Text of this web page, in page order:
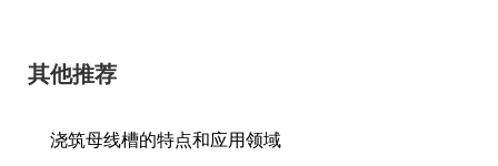
其他推荐
浇筑母线槽的特点和应用领域